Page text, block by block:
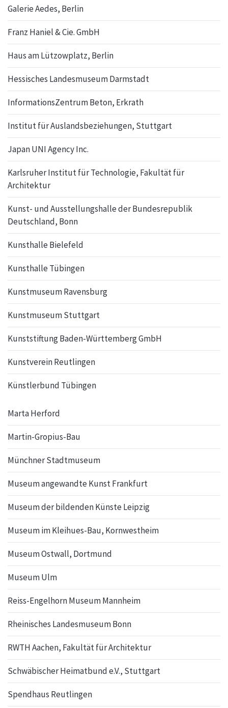
Galerie Aedes, Berlin
Franz Haniel & Cie. GmbH
Haus am Lützowplatz, Berlin
Hessisches Landesmuseum Darmstadt
InformationsZentrum Beton, Erkrath
Institut für Auslandsbeziehungen, Stuttgart
Japan UNI Agency Inc.
Karlsruher Institut für Technologie, Fakultät für
Architektur
Kunst- und Ausstellungshalle der Bundesrepublik
Deutschland, Bonn
Kunsthalle Bielefeld
Kunsthalle Tübingen
Kunstmuseum Ravensburg
Kunstmuseum Stuttgart
Kunststiftung Baden-Württemberg GmbH
Kunstverein Reutlingen
Künstlerbund Tübingen
Marta Herford
Martin-Gropius-Bau
Münchner Stadtmuseum
Museum angewandte Kunst Frankfurt
Museum der bildenden Künste Leipzig
Museum im Kleihues-Bau, Kornwestheim
Museum Ostwall, Dortmund
Museum Ulm
Reiss-Engelhorn Museum Mannheim
Rheinisches Landesmuseum Bonn
RWTH Aachen, Fakultät für Architektur
Schwäbischer Heimatbund e.V., Stuttgart
Spendhaus Reutlingen